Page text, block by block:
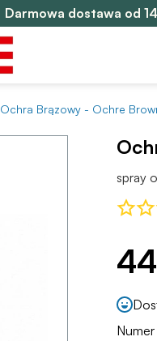
Darmowa dostawa od
Ochra Brązowy - Ochre
spray